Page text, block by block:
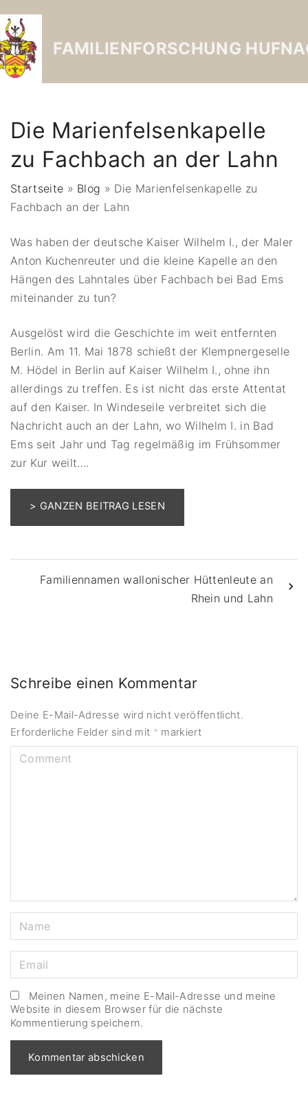
FAMILIENFORSCHUNG
Die Marienfelsenkapelle
zu Fachbach an der Lahn
Startseite » Blog » Die Marienfelsenkapelle zu
Fachbach an der Lahn
Was haben der deutsche Kaiser Wilhelm I., der Maler
Anton Kuchenreuter und die kleine Kapelle an den
Hängen des Lahntales über Fachbach bei Bad Ems
miteinander zu tun?
Ausgelöst wird die Geschichte im weit entfernten
Berlin. Am 11. Mai 1878 schießt der Klempnergeselle
M. Hödel in Berlin auf Kaiser Wilhelm I., ohne ihn
allerdings zu treffen. Es ist nicht das erste Attentat
auf den Kaiser. In Windeseile verbreitet sich die
Nachricht auch an der Lahn, wo Wilhelm I. in Bad
Ems seit Jahr und Tag regelmäßig im Frühsommer
zur Kur weilt….
> GANZEN BEITRAG LESEN
Familiennamen wallonischer Hüttenleute an
Rhein und Lahn
Schreibe einen Kommentar
Deine E-Mail-Adresse wird nicht veröffentlicht.
Erforderliche Felder sind mit * markiert
Meinen Namen, meine E-Mail-Adresse und meine
Website in diesem Browser für die nächste
Kommentierung speichern.